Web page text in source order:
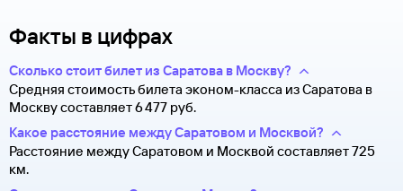
Факты в цифрах
Сколько стоит билет из Саратова в Москву?
Средняя стоимость билета эконом-класса из Саратова в
Москву составляет 6 ⁠477 руб.
Какое расстояние между Саратовом и Москвой?
Расстояние между Саратовом и Москвой составляет 725
км.